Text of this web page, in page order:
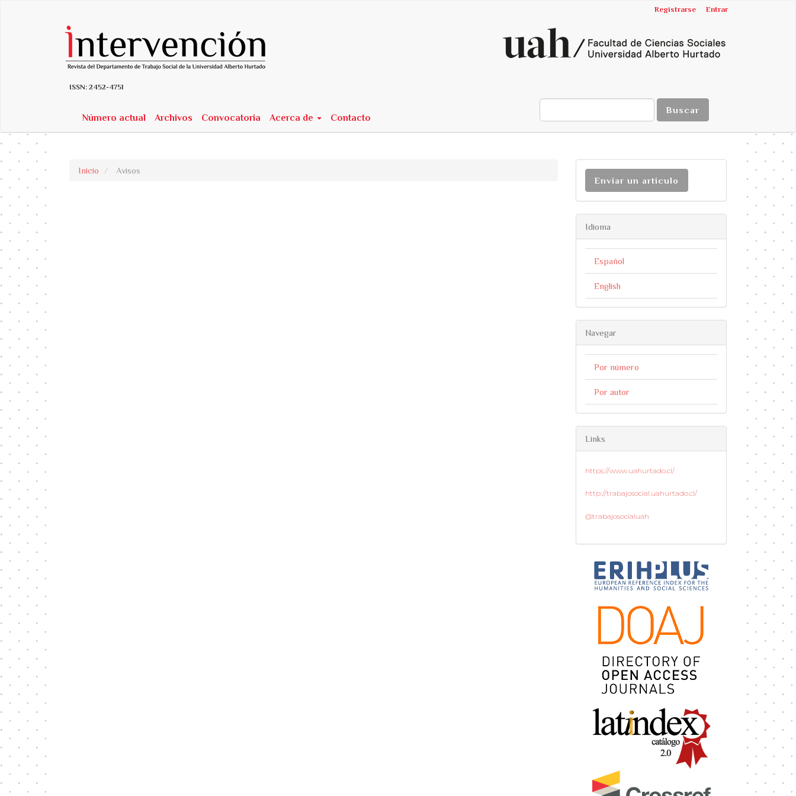
##plugins.themes.bootstrap3.accessible_menu.main_content##
##plugins.themes.bootstrap3.accessible_menu.sidebar##
Registrarse Entrar
ISSN: 2452-4751
Número actual Archivos Convocatoria Acerca de Contacto
Buscar
Inicio
Avisos
Enviar un artículo
Idioma
Español
English
Navegar
Por número
Por autor
Links
https://www.uahurtado.cl/
http://trabajosocial.uahurtado.cl/
@trabajosocialuah